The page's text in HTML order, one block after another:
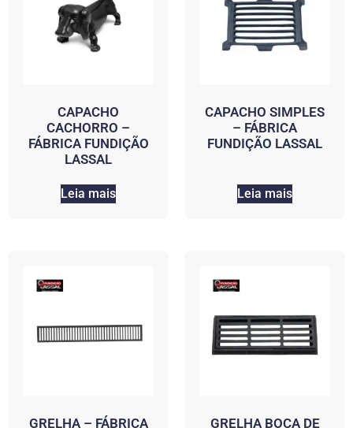
CAPACHO
CACHORRO –
FÁBRICA FUNDIÇÃO
LASSAL
Leia mais
CAPACHO SIMPLES
– FÁBRICA
FUNDIÇÃO LASSAL
Leia mais
GRELHA – FÁBRICA
GRELHA BOCA DE